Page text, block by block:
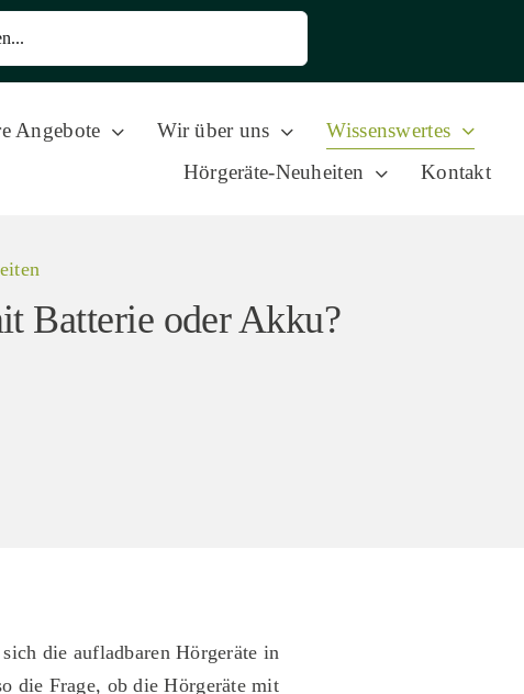
Angebote Wir über uns
Wissenswertes
Hörgeräte-Neuheiten
Kontakt
Batterie oder Akku?
die aufladbaren Hörgeräte in
die Frage, ob die Hörgeräte mit